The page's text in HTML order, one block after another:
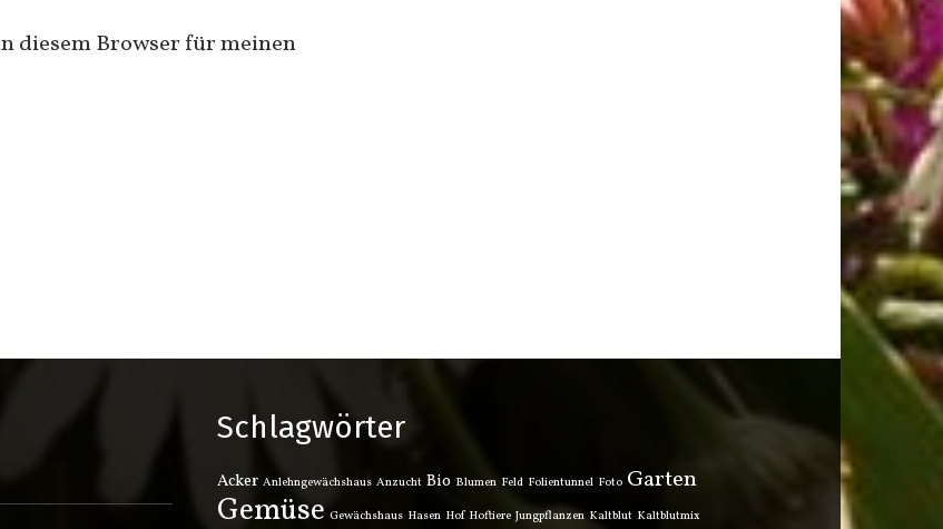
diesem Browser für meinen
Schlagwörter
Acker Anlehngewächshaus Anzucht Bio Blumen Feld Folientunnel Foto Garten
Gemüse Gewächshaus Hasen Hof Hoftiere Jungpflanzen Kaltblut Kaltblutmix